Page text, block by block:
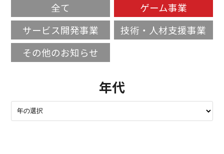
全て
ゲーム事業
サービス開発事業
技術・人材支援事業
その他のお知らせ
年代